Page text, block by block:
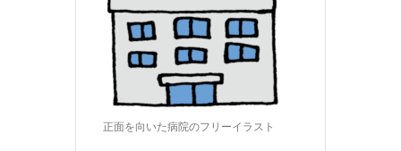
正面を向いた病院のフリーイラスト